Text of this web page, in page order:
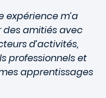
expérience m’a
des amitiés avec
d’activités,
professionnels et
apprentissages